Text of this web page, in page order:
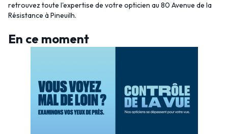
retrouvez toute l'expertise de votre opticien au 80 Avenue de la
Résistance à Pineuilh.
En ce moment